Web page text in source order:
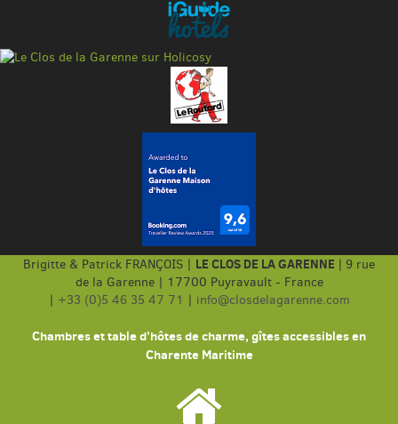
Brigitte & Patrick FRANÇOIS | LE CLOS DE LA GARENNE | 9 rue
de la Garenne | 17700 Puyravault - France
| +33 (0)5 46 35 47 71 | info@closdelagarenne.com
Chambres et table d'hôtes de charme, gîtes accessibles en
Charente Maritime